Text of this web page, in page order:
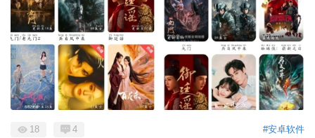
#安卓软件
18 4